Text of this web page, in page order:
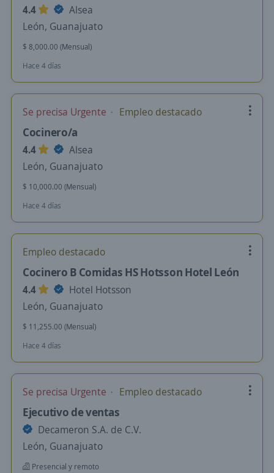
4.4
Alsea
León, Guanajuato
$ 8,000.00 (Mensual)
Hace 4 días
Se precisa Urgente Empleo destacado
Cocinero/a
4.4
Alsea
León, Guanajuato
$ 10,000.00 (Mensual)
Hace 4 días
Empleo destacado
Cocinero B Comidas HS Hotsson Hotel León
4.4
Hotel Hotsson
León, Guanajuato
$ 11,255.00 (Mensual)
Hace 4 días
Se precisa Urgente Empleo destacado
Ejecutivo de ventas
Decameron S.A. de C.V.
León, Guanajuato
Presencial y remoto